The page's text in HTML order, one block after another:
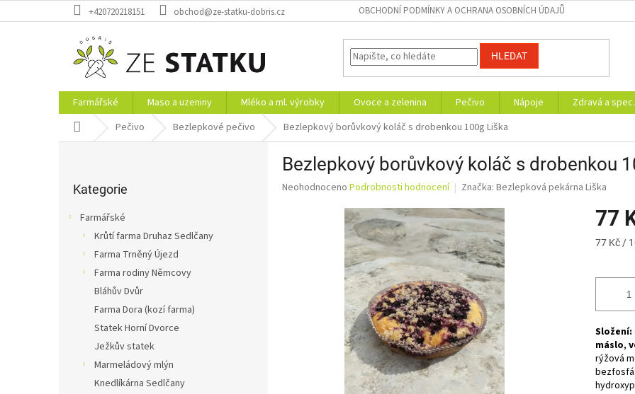
na
+420720218151 obchod@ze-statku-dobris.cz OBCHODNÍ PODMÍNKY A OCHRANA OSOBNÍCH ÚDAJŮ
HLEDAT
Farmářské Maso a uzeniny Mléko a ml. výrobky Ovoce a zelenina Pečivo Nápoje Zdravá a
Domů Pečivo Bezlepkové pečivo Bezlepkový borůvkový koláč s drobenkou 100g Liška
kategorie
Kategorie
Farmářské
Krůtí farma Druhaz Sedlčany
Farma Trněný Újezd
Farma rodiny Němcovy
Bláhův Dvůr
Farma Dora (kozí farma)
Statek Horní Dvorce
Ježkův statek
Marmeládový mlýn
Knedlíkárna Sedlčany
Bezlepkový borůvkový koláč s drobenkou
Průměrné
Neohodnoceno Podrobnosti hodnocení Značka: Bezlepková pekárna Liška
77
Měrná
77 Kč /
Složení:
máslo,
rýžová